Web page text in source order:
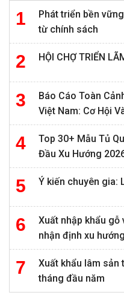
Phát triển bền
từ chính sách
HỘI CHỢ TRIỂN
Báo Cáo Toàn
Việt Nam: Cơ Hội
Top 30+ Mẫu Tủ
Đầu Xu Hướng
Ý kiến chuyên gia:
Xuất nhập khẩu gỗ
nhận định xu
Xuất khẩu lâm sản
tháng đầu năm